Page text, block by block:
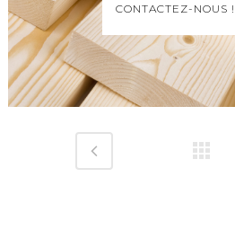
CONTACTEZ-NOUS !